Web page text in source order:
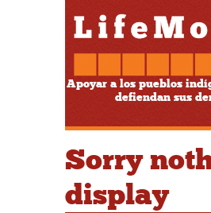
Apoyar a los pueblos
defiendan sus
Sorry
display